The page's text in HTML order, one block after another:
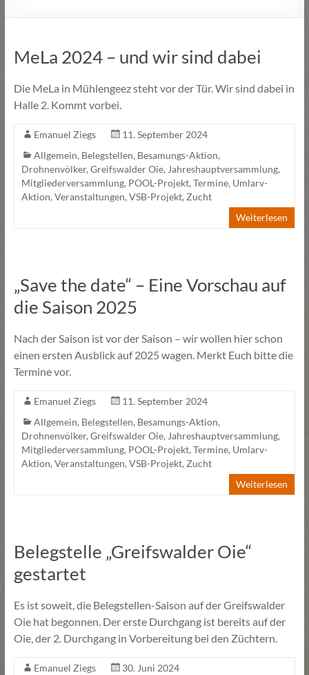
MeLa 2024 – und wir sind dabei
Die MeLa in Mühlengeez steht vor der Tür. Wir sind dabei in
Halle 2. Kommt vorbei.
Emanuel Ziegs
11. September 2024
Allgemein, Belegstellen, Besamungs-Aktion,
Drohnenvölker, Greifswalder Oie, Jahreshauptversammlung,
Mitgliederversammlung, POOL-Projekt, Termine, Umlarv-
Aktion, Veranstaltungen, VSB-Projekt, Zucht
Weiterlesen
„Save the date“ – Eine Vorschau auf
die Saison 2025
Nach der Saison ist vor der Saison – wir wollen hier schon
einen ersten Ausblick auf 2025 wagen. Merkt Euch bitte die
Termine vor.
Emanuel Ziegs
11. September 2024
Allgemein, Belegstellen, Besamungs-Aktion,
Drohnenvölker, Greifswalder Oie, Jahreshauptversammlung,
Mitgliederversammlung, POOL-Projekt, Termine, Umlarv-
Aktion, Veranstaltungen, VSB-Projekt, Zucht
Weiterlesen
Belegstelle „Greifswalder Oie“
gestartet
Es ist soweit, die Belegstellen-Saison auf der Greifswalder
Oie hat begonnen. Der erste Durchgang ist bereits auf der
Oie, der 2. Durchgang in Vorbereitung bei den Züchtern.
Emanuel Ziegs
30. Juni 2024